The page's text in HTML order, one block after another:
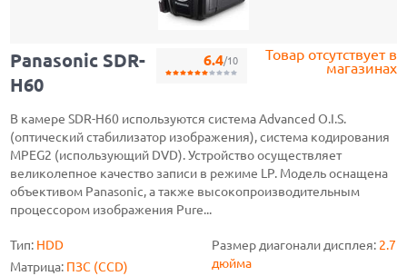
Товар отсутствует в
магазинах
6.4/10
Panasonic SDR-
H60
В камере SDR-H60 используются система Advanced O.I.S.
(оптический стабилизатор изображения), система кодирования
MPEG2 (использующий DVD). Устройство осуществляет
великолепное качество записи в режиме LP. Модель оснащена
объективом Panasonic, а также высокопроизводительным
процессором изображения Pure...
Тип: HDD
Матрица: ПЗС (CCD)
Размер диагонали дисплея: 2.7
дюйма